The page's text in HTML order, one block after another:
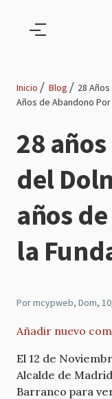
de
navegación
Inicio Blog
28
Años de Abandono Por
28
del
años
la
Pormcypweb, Dom,
Añadir nuevo
El 12 de
Alcalde de
Barranco para